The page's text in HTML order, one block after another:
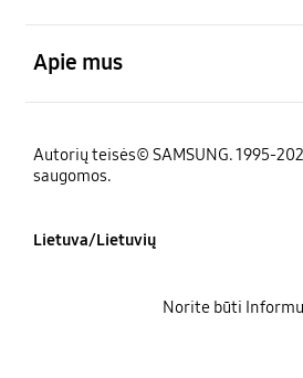
Apie mus
Autorių teisės© SAMSUNG. 1995-
saugomos.
Lietuva/Lietuvių
Norite būti